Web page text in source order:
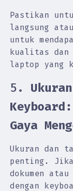
Pastikan
langsung
untuk
kualitas dan
laptop yang
5.
Gaya
Ukuran dan
penting. Jika
dokumen
dengan